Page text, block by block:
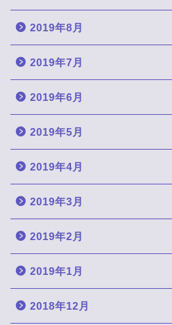
2019年8月
2019年7月
2019年6月
2019年5月
2019年4月
2019年3月
2019年2月
2019年1月
2018年12月